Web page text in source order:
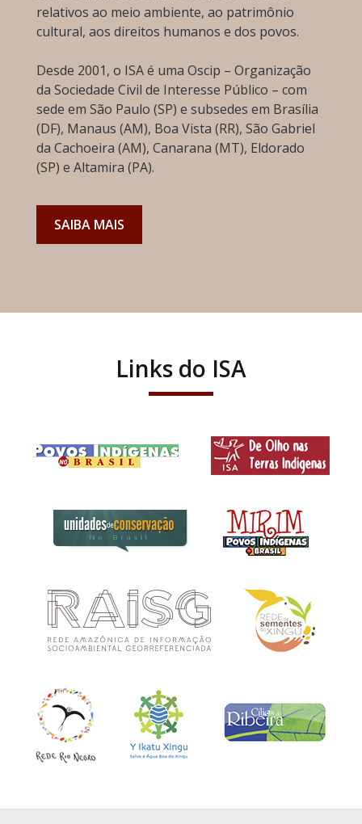
relativos ao meio ambiente, ao patrimônio
cultural, aos direitos humanos e dos povos.
Desde 2001, o ISA é uma Oscip – Organização
da Sociedade Civil de Interesse Público – com
sede em São Paulo (SP) e subsedes em Brasília
(DF), Manaus (AM), Boa Vista (RR), São Gabriel
da Cachoeira (AM), Canarana (MT), Eldorado
(SP) e Altamira (PA).
SAIBA MAIS
Links do ISA